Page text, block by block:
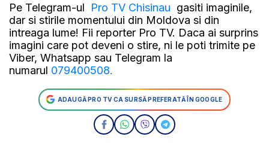
Pe Telegram-ul Pro TV Chisinau gasiti imaginile,
dar si stirile momentului din Moldova si din
intreaga lume! Fii reporter Pro TV. Daca ai surprins
imagini care pot deveni o stire, ni le poti trimite pe
Viber, Whatsapp sau Telegram la
numarul 079400508.
ADAUGĂ PRO TV CA SURSĂ PREFERATĂ ÎN GOOGLE